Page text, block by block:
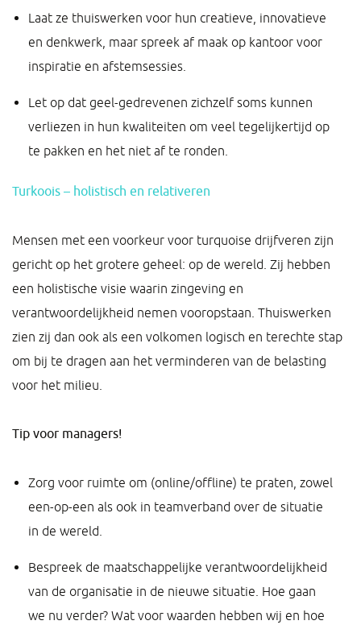
Laat ze thuiswerken voor hun creatieve, innovatieve
en denkwerk, maar spreek af maak op kantoor voor
inspiratie en afstemsessies.
Let op dat geel-gedrevenen zichzelf soms kunnen
verliezen in hun kwaliteiten om veel tegelijkertijd op
te pakken en het niet af te ronden.
Turkoois – holistisch en relativeren
Mensen met een voorkeur voor turquoise drijfveren zijn
gericht op het grotere geheel: op de wereld. Zij hebben
een holistische visie waarin zingeving en
verantwoordelijkheid nemen vooropstaan. Thuiswerken
zien zij dan ook als een volkomen logisch en terechte stap
om bij te dragen aan het verminderen van de belasting
voor het milieu.
Tip voor managers!
Zorg voor ruimte om (online/offline) te praten, zowel
een-op-een als ook in teamverband over de situatie
in de wereld.
Bespreek de maatschappelijke verantwoordelijkheid
van de organisatie in de nieuwe situatie. Hoe gaan
we nu verder? Wat voor waarden hebben wij en hoe